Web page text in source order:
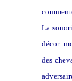
La
décor:
des